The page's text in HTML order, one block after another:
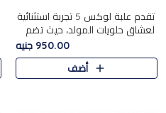
تقدم علبة لوكس 5 تجربة استثنائية
لعشاق حلويات المولد، حيث تضم
42 قطعة من تشكيلة فاخرة تجمع
بين أشهر الأصناف التقليدية وأصناف
مميزة مختارة بع..
950.00 جنيه
أضف